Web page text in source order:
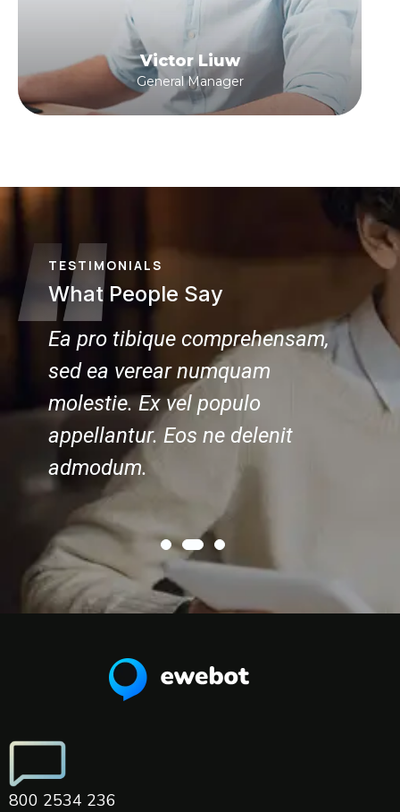
Victor Liuw
General Manager
TESTIMONIALS
What People Say
Ea pro tibique comprehensam,
sed ea verear numquam
molestie. Ex vel populo
appellantur. Eos ne delenit
admodum.
Ea
sed
800 2534 236